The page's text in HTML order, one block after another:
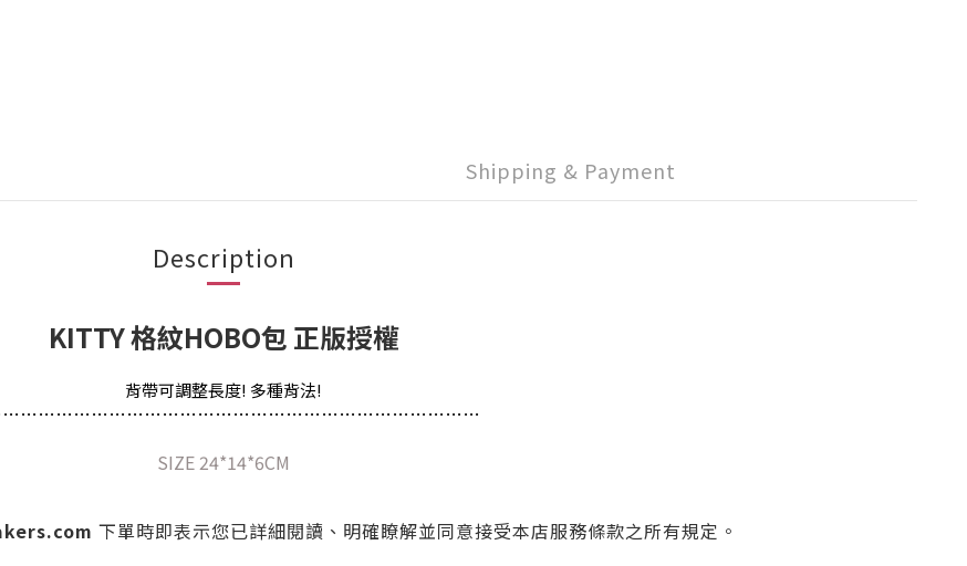
Shipping & Payment
Description
KITTY 格紋HOBO包 正版授權
背帶可調整長度! 多種背法!
………………………………………………………………………
SIZE 24*14*6CM
下單時即表示您已詳細閱讀、明確瞭解並同意接受本店服務條款之所有規定。